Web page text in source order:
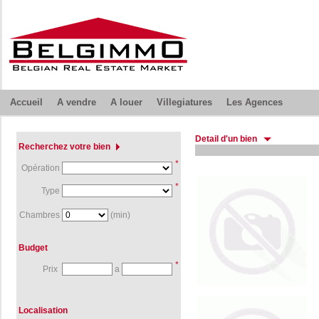
Accueil A vendre A louer Villegiatures Les Agences
Recherchez votre bien
Opération *
Type *
Chambres (min)
Budget
Prix a *
Localisation
Detail d'un bien